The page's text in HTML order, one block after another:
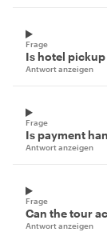
Frage
Is hotel
Antwort anzeigen
Frage
Is payment
Antwort anzeigen
Frage
Can the tour
Antwort anzeigen